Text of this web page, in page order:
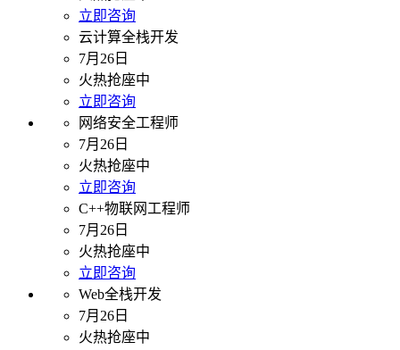
立即咨询
云计算全栈开发
7月26日
火热抢座中
立即咨询
网络安全工程师
7月26日
火热抢座中
立即咨询
C++物联网工程师
7月26日
火热抢座中
立即咨询
Web全栈开发
7月26日
火热抢座中